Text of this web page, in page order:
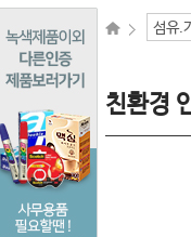
섬유.
친환경